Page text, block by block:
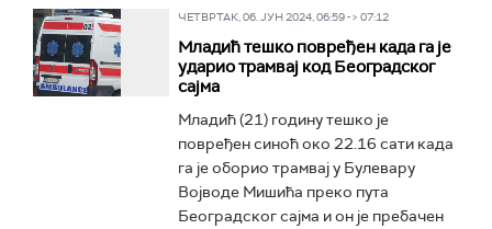
ЧЕТВРТАК, 06. ЈУН 2024, 06:59 -> 07:12
Младић тешко повређен када га је
ударио трамвај код Београдског
сајма
Младић (21) годину тешко је
повређен синоћ око 22.16 сати када
га је оборио трамвај у Булевару
Војводе Мишића преко пута
Београдског сајма и он је пребачен